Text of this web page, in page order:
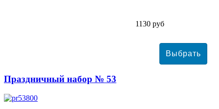
1130 руб
Праздничный набор № 53